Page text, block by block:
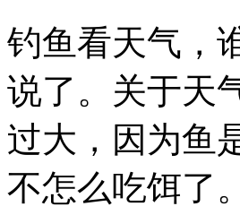
钓鱼看天气，
说了。关于天
过大，因为鱼
不怎么吃饵了